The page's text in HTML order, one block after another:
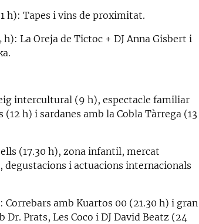
h): Tapes i vins de proximitat.
h): La Oreja de Tictoc + DJ Anna Gisbert i
intercultural (9 h), espectacle familiar
(12 h) i sardanes amb la Cobla Tàrrega (13
(17.30 h), zona infantil, mercat
degustacions i actuacions internacionals
Correbars amb Kuartos 00 (21.30 h) i gran
Dr. Prats, Les Coco i DJ David Beatz (24